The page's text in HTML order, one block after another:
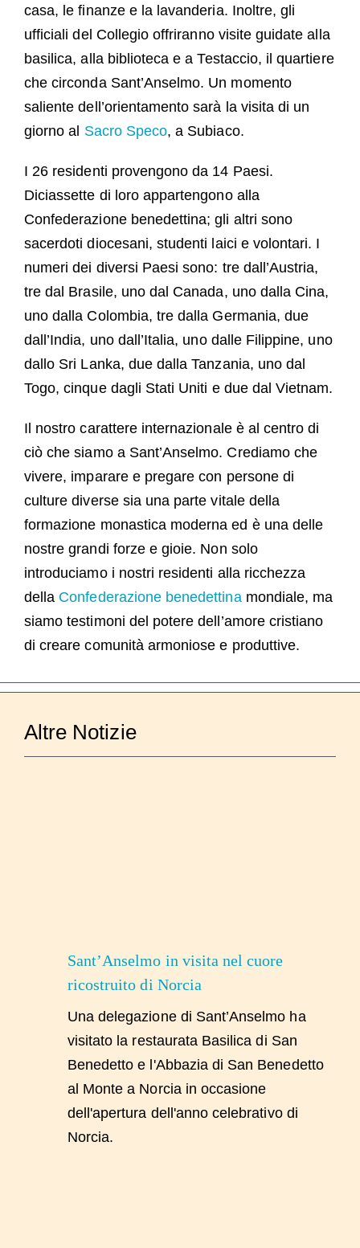
casa, le finanze e la lavanderia. Inoltre, gli
ufficiali del Collegio offriranno visite guidate alla
basilica, alla biblioteca e a Testaccio, il quartiere
che circonda Sant’Anselmo. Un momento
saliente dell’orientamento sarà la visita di un
giorno al Sacro Speco, a Subiaco.
I 26 residenti provengono da 14 Paesi.
Diciassette di loro appartengono alla
Confederazione benedettina; gli altri sono
sacerdoti diocesani, studenti laici e volontari. I
numeri dei diversi Paesi sono: tre dall’Austria,
tre dal Brasile, uno dal Canada, uno dalla Cina,
uno dalla Colombia, tre dalla Germania, due
dall’India, uno dall’Italia, uno dalle Filippine, uno
dallo Sri Lanka, due dalla Tanzania, uno dal
Togo, cinque dagli Stati Uniti e due dal Vietnam.
Il nostro carattere internazionale è al centro di
ciò che siamo a Sant’Anselmo. Crediamo che
vivere, imparare e pregare con persone di
culture diverse sia una parte vitale della
formazione monastica moderna ed è una delle
nostre grandi forze e gioie. Non solo
introduciamo i nostri residenti alla ricchezza
della Confederazione benedettinamondiale, ma
siamo testimoni del potere dell’amore cristiano
di creare comunità armoniose e produttive.
Altre Notizie
Sant’Anselmo in visita nel cuore
ricostruito di Norcia
Una delegazione di Sant’Anselmo ha
visitato la restaurata Basilica di San
Benedetto e l'Abbazia di San Benedetto
al Monte a Norcia in occasione
dell'apertura dell'anno celebrativo di
Norcia.